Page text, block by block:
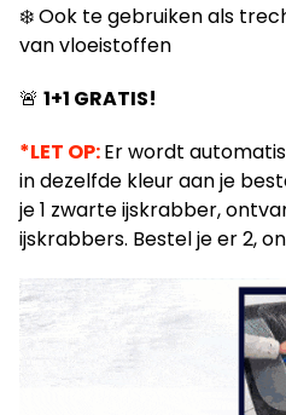
❄️ Ook te gebruiken als
van vloeistoffen
🚨 1+1 GRATIS!
*LET OP:Er wordt
in dezelfde kleur aan je
je 1 zwarte ijskrabber,
ijskrabbers. Bestel je er 2,